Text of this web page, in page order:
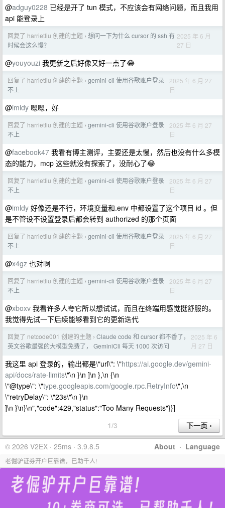
@adguy0228 已经是开了 tun 模式，不应该会有网络问题，而且我用
api 能登录上
回复了 harrietliu 创建的主题 › 想问一下为什么 cursor 的 ssh 有
时候会这么慢？
2025 年 6 月
27 日
@youyouzi 我更新之后好像又好一点了😂
回复了 harrietliu 创建的主题 › gemini-cli 使用谷歌账户登录
不上
2025 年 6 月 27
日
@imldy 嗯嗯，好
回复了 harrietliu 创建的主题 › gemini-cli 使用谷歌账户登录
不上
2025 年 6 月 27
日
@facebook47 我看有博主测评，主要还是太慢，然后也没有什么多模
态的能力，mcp 这些就没有探索了，没耐心了😂
回复了 harrietliu 创建的主题 › gemini-cli 使用谷歌账户登录
不上
2025 年 6 月 27
日
@imldy 好像还是不行，环境变量和.env 中都设置了这个项目 id 。但
是不管设不设置登录后都会转到 authorized 的那个页面
回复了 harrietliu 创建的主题 › gemini-cli 使用谷歌账户登录
不上
2025 年 6 月 27
日
@x4gz 也对啊
回复了 harrietliu 创建的主题 › gemini-cli 使用谷歌账户登录
不上
2025 年 6 月 27
日
@xboxv 我看许多人夸它所以想试试，而且在终端用感觉挺舒服的。
我觉得先试一下后续能够看到它的更新迭代
回复了 netcode001 创建的主题 › Claude code 和 cursor 都不香了，
英文谷歌最强的大模型免费了， GeminiCli 每天 1000 次访问
2025 年 6
月 27 日
我这里 api 登录的，输出都是\"url\": \"https://ai.google.dev/gemini-
api/docs/rate-limits\"\n }\n ]\n },\n {\n
\"@type\": \"type.googleapis.com/google.rpc.RetryInfo\",\n
\"retryDelay\": \"23s\"\n }\n
]\n }\n}\n","code":429,"status":"Too Many Requests"}}]
1/3
About · Language
© 2026 V2EX · 25ms · 3.9.8.5
老倔驴证券开户巨靠谱，已助千人!